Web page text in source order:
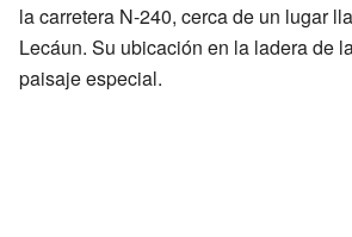
la carretera N-240, cerca de un lugar
Lecáun. Su ubicación en la ladera de
paisaje especial.